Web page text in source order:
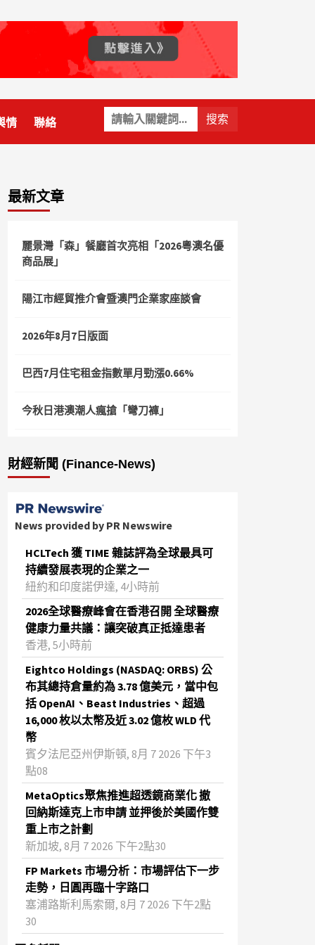
關
鍵
字:
情 聯絡
最新文章
麗景灣「森」餐廳首次亮相「2026粵澳名優
商品展」
陽江市經貿推介會暨澳門企業家座談會
2026年8月7日版面
巴西7月住宅租金指數單月勁漲0.66%
今秋日港澳潮人瘋搶「彎刀褲」
財經新聞 (Finance-News)
News provided by PR Newswire
HCLTech 獲 TIME 雜誌評為全球最具可
持續發展表現的企業之一
紐約和印度諾伊達, 4小時前
2026全球醫療峰會在香港召開 全球醫療
健康力量共議：讓突破真正抵達患者
香港, 5小時前
Eightco Holdings (NASDAQ: ORBS) 公
布其總持倉量約為 3.78 億美元，當中包
括 OpenAI、Beast Industries、超過
16,000 枚以太幣及近 3.02 億枚 WLD 代
幣
賓夕法尼亞州伊斯頓, 8月 7 2026 下午3
點08
MetaOptics聚焦推進超透鏡商業化 撤
回納斯達克上市申請 並押後於美國作雙
重上市之計劃
新加坡, 8月 7 2026 下午2點30
FP Markets 市場分析：市場評估下一步
走勢，日圓再臨十字路口
塞浦路斯利馬索爾, 8月 7 2026 下午2點
30